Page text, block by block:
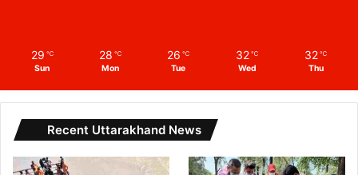
29 ℃
Sun
28 ℃
Mon
26 ℃
Tue
32 ℃
Wed
32 ℃
Thu
Recent Uttarakhand News